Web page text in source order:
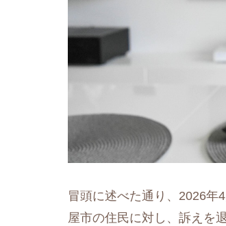
冒頭に述べた通り、2026年
屋市の住民に対し、訴えを